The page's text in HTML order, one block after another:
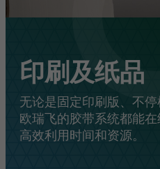
印刷及纸品
无论是固定印刷版、不
欧瑞飞的胶带系统都能
高效利用时间和资源。